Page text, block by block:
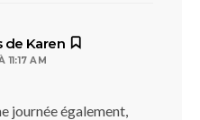
de Karen
11:17 AM
journée également,